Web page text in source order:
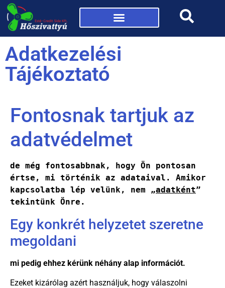
Adatkezelési
Tájékoztató
Fontosnak tartjuk az
adatvédelmet
de még fontosabbnak, hogy Ön pontosan
értse, mi történik az adataival. Amikor
kapcsolatba lép velünk, nem „adatként”
tekintünk Önre.
Egy konkrét helyzetet szeretne
megoldani
mi pedig ehhez kérünk néhány alap információt.
Ezeket kizárólag azért használjuk, hogy válaszolni